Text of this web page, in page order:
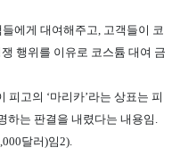
에게 대여해주고, 고객들이 코
행위를 이유로 코스튬 대여 금
고의 ‘마리카’라는 상표는 피
하는 판결을 내렸다는 내용임.
달러)임2).